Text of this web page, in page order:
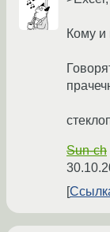
Кому и
Sun-ch